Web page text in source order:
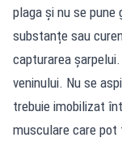
plaga și nu se pune
substanțe sau
capturarea
veninului. Nu se
trebuie imobilizat
musculare care pot